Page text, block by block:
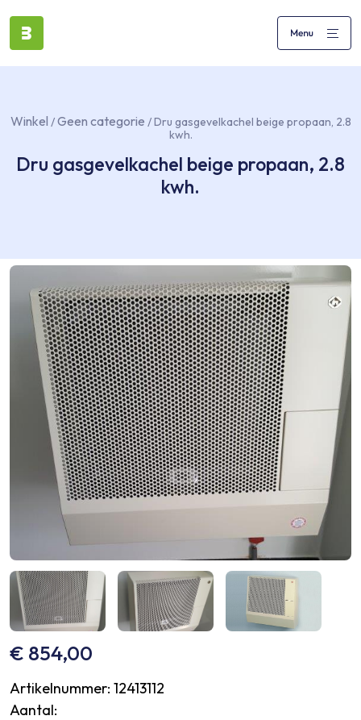
Winkel /Geen categorie / Dru gasgevelkachel beige propaan, 2.8
kwh.
Dru gasgevelkachel beige propaan, 2.8
kwh.
€ 854,00
Artikelnummer: 12413112
Aantal: